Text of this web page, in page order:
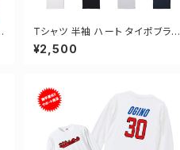
Tシャツ 半袖 ハート タイポブラフ
ィー 4カラー ゼロクロ ゼロロクク
ロージング S-XXXLサイズ 2-50
¥2,500